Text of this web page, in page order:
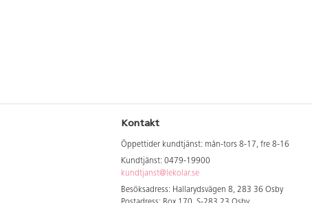
Kontakt
Öppettider kundtjänst: mån-tors 8-17, fre 8-16
Kundtjänst: 0479-19900
kundtjanst@lekolar.se
Besöksadress: Hallarydsvägen 8, 283 36 Osby